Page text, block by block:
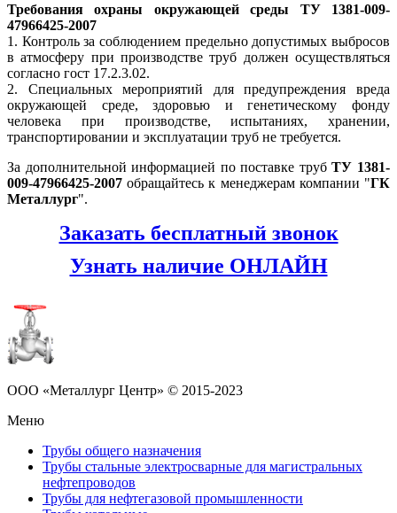
Требования охраны окружающей среды ТУ 1381-009-
47966425-2007
1. Контроль за соблюдением предельно допустимых выбросов
в атмосферу при производстве труб должен осуществляться
согласно гост 17.2.3.02.
2. Специальных мероприятий для предупреждения вреда
окружающей среде, здоровью и генетическому фонду
человека при производстве, испытаниях, хранении,
транспортировании и эксплуатации труб не требуется.
За дополнительной информацией по поставке трубТУ 1381-
009-47966425-2007 обращайтесь к менеджерам компании "ГК
Металлург".
Заказать бесплатный звонок
Узнать наличие ОНЛАЙН
ООО «Металлург Центр» © 2015-2023
Меню
Трубы общего назначения
Трубы стальные электросварные для магистральных
нефтепроводов
Трубы для нефтегазовой промышленности